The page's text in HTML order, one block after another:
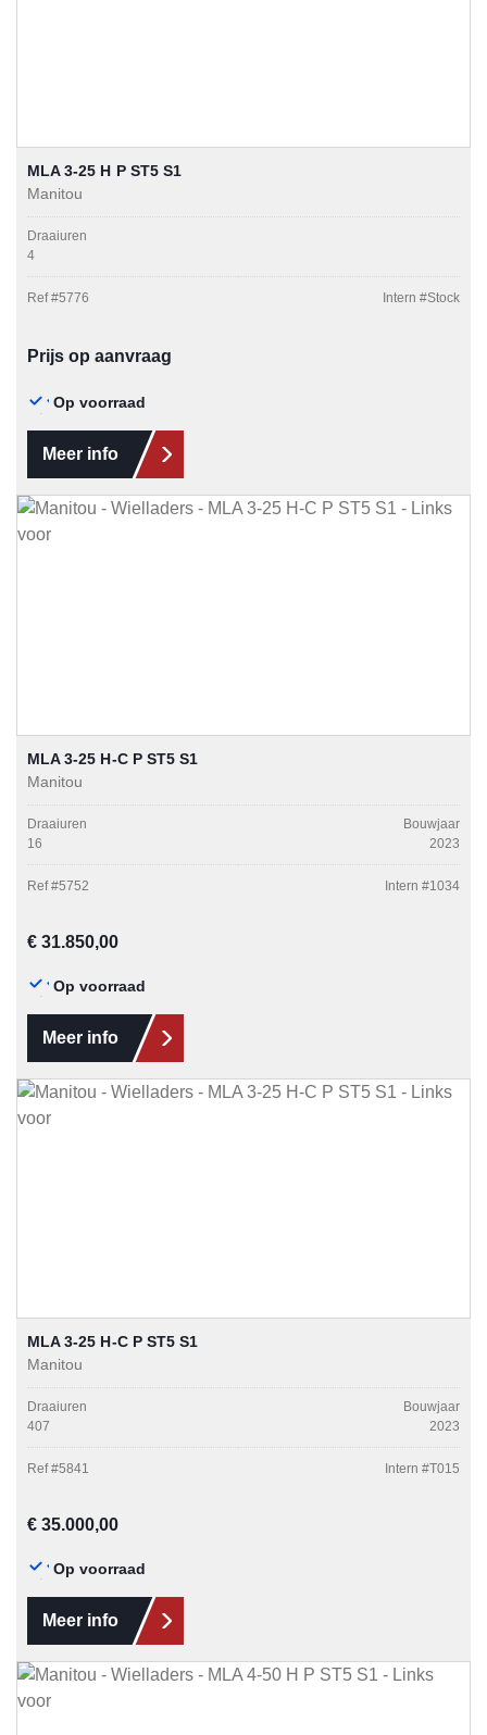
MLA 3-25 H P ST5 S1
Manitou
Draaiuren
4
Ref #5776 Intern #Stock
Prijs op aanvraag
Op voorraad
Meer info
MLA 3-25 H-C P ST5 S1
Manitou
Draaiuren
16
Bouwjaar
2023
Ref #5752 Intern #1034
Normale prijs:
€ 31.850,00
Op voorraad
Meer info
MLA 3-25 H-C P ST5 S1
Manitou
Draaiuren
407
Bouwjaar
2023
Ref #5841 Intern #T015
Normale prijs:
€ 35.000,00
Op voorraad
Meer info